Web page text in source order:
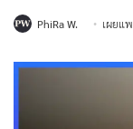
PhiRa W. เผยแ